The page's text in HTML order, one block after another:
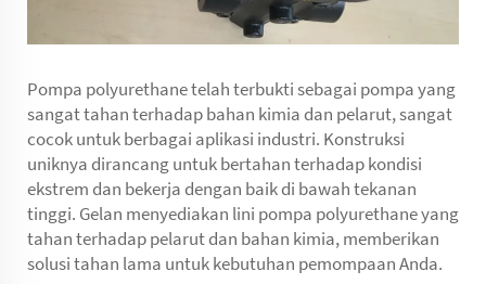
Pompa polyurethane telah terbukti sebagai pompa yang
sangat tahan terhadap bahan kimia dan pelarut, sangat
cocok untuk berbagai aplikasi industri. Konstruksi
uniknya dirancang untuk bertahan terhadap kondisi
ekstrem dan bekerja dengan baik di bawah tekanan
tinggi. Gelan menyediakan lini pompa polyurethane yang
tahan terhadap pelarut dan bahan kimia, memberikan
solusi tahan lama untuk kebutuhan pemompaan Anda.